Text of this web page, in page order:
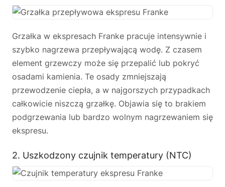
Grzałka w ekspresach Franke pracuje intensywnie i
szybko nagrzewa przepływającą wodę. Z czasem
element grzewczy może się przepalić lub pokryć
osadami kamienia. Te osady zmniejszają
przewodzenie ciepła, a w najgorszych przypadkach
całkowicie niszczą grzałkę. Objawia się to brakiem
podgrzewania lub bardzo wolnym nagrzewaniem się
ekspresu.
2. Uszkodzony czujnik temperatury (NTC)